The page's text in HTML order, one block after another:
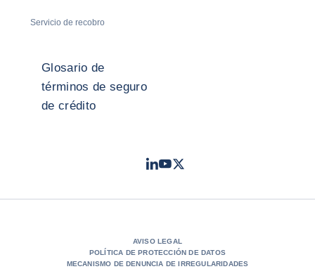
Servicio de recobro
Glosario de
términos de seguro
de crédito
LinkedIn
Youtube
Twitter
AVISO LEGAL
POLÍTICA DE PROTECCIÓN DE DATOS
MECANISMO DE DENUNCIA DE IRREGULARIDADES